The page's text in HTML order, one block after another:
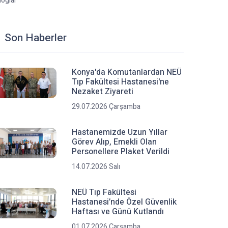
Son Haberler
Konya'da Komutanlardan NEÜ
Tıp Fakültesi Hastanesi'ne
Nezaket Ziyareti
29.07.2026 Çarşamba
Hastanemizde Uzun Yıllar
Görev Alıp, Emekli Olan
Personellere Plaket Verildi
14.07.2026 Salı
NEÜ Tıp Fakültesi
Hastanesi’nde Özel Güvenlik
Haftası ve Günü Kutlandı